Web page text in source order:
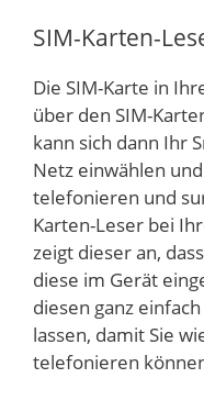
SIM-Karten-
Die SIM-Karte in
über den SIM-
kann sich dann Ihr
Netz einwählen
telefonieren und
Karten-Leser bei
zeigt dieser an,
diese im Gerät
diesen ganz
lassen, damit Sie
telefonieren